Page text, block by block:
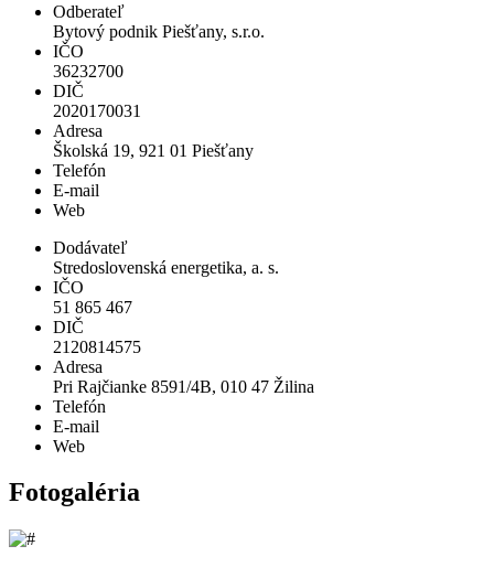
Odberateľ
Bytový podnik Piešťany, s.r.o.
IČO
36232700
DIČ
2020170031
Adresa
Školská 19, 921 01 Piešťany
Telefón
E-mail
Web
Dodávateľ
Stredoslovenská energetika, a. s.
IČO
51 865 467
DIČ
2120814575
Adresa
Pri Rajčianke 8591/4B, 010 47 Žilina
Telefón
E-mail
Web
Fotogaléria